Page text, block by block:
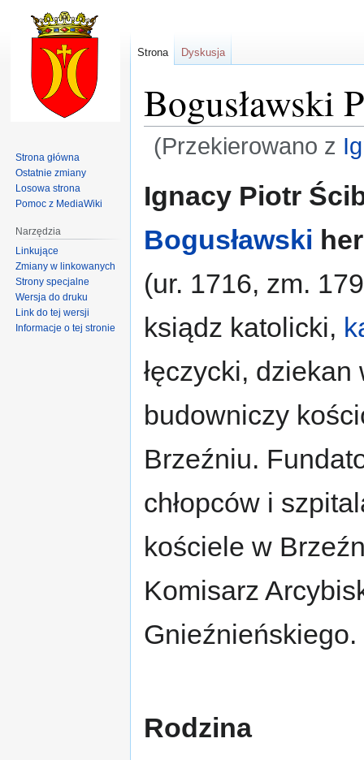
Bogusławski
(Przekierowano z
do
do
Ignacy Piotr
Bogusławski
(ur. 1716, zm.
ksiądz katolicki,
łęczycki, dziekan
budowniczy
Brzeźniu.
chłopców i
kościele w
Komisarz
Gnieźnieńskiego.
Rodzina
Strona Dyskusja
Strona główna
Ostatnie zmiany
Losowa strona
Pomoc z MediaWiki
Narzędzia
Linkujące
Zmiany w linkowanych
Strony specjalne
Wersja do druku
Link do tej wersji
Informacje o tej stronie